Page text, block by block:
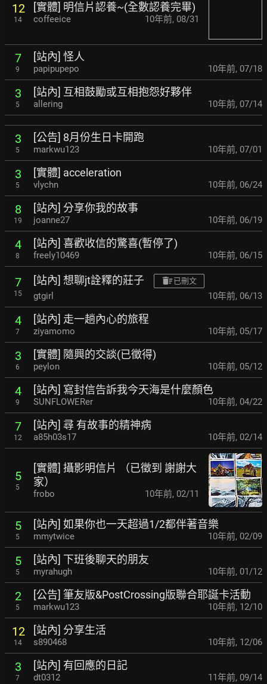
12
14
[實體] 明信片認養~(全數認養完畢)
coffeeice 10年前, 08/31
7
9
[站內] 怪人
papipupepo 10年前, 07/18
3
5
[站內] 互相鼓勵或互相抱怨好夥伴
allering 10年前, 07/14
3
5
[公告] 8月份生日卡開跑
markwu123 10年前, 07/01
3
5
[實體] acceleration
vlychn 10年前, 06/24
8
19
[站內] 分享你我的故事
joanne27 10年前, 06/19
4
8
[站內] 喜歡收信的驚喜(暫停了)
freely10469 10年前, 06/15
7
15
[站內] 想聊jt詮釋的莊子 已刪文
gtgirl 10年前, 06/13
4
7
[站內] 走一趟內心的旅程
ziyamomo 10年前, 05/17
3
6
[實體] 隨興的交談(已徵得)
peylon 10年前, 05/12
4
9
[站內] 寫封信告訴我今天海是什麼顏色
SUNFLOWERer 10年前, 04/22
7
12
[站內] 尋 有故事的精神病
a85h03s17 10年前, 02/14
5
5
[實體] 攝影明信片 （已徵到 謝謝大
家）
frobo 10年前, 02/11
5
5
[站內] 如果你也一天超過1/2都伴著音樂
mmytwice 10年前, 02/09
5
5
[站內] 下班後聊天的朋友
myrahugh 10年前, 01/12
2
5
[公告] 筆友版&PostCrossing版聯合耶誕卡活動
markwu123 10年前, 12/10
12
14
[站內] 分享生活
s890468 10年前, 12/06
3
7
[站內] 有回應的日記
dt0312 11年前, 09/14